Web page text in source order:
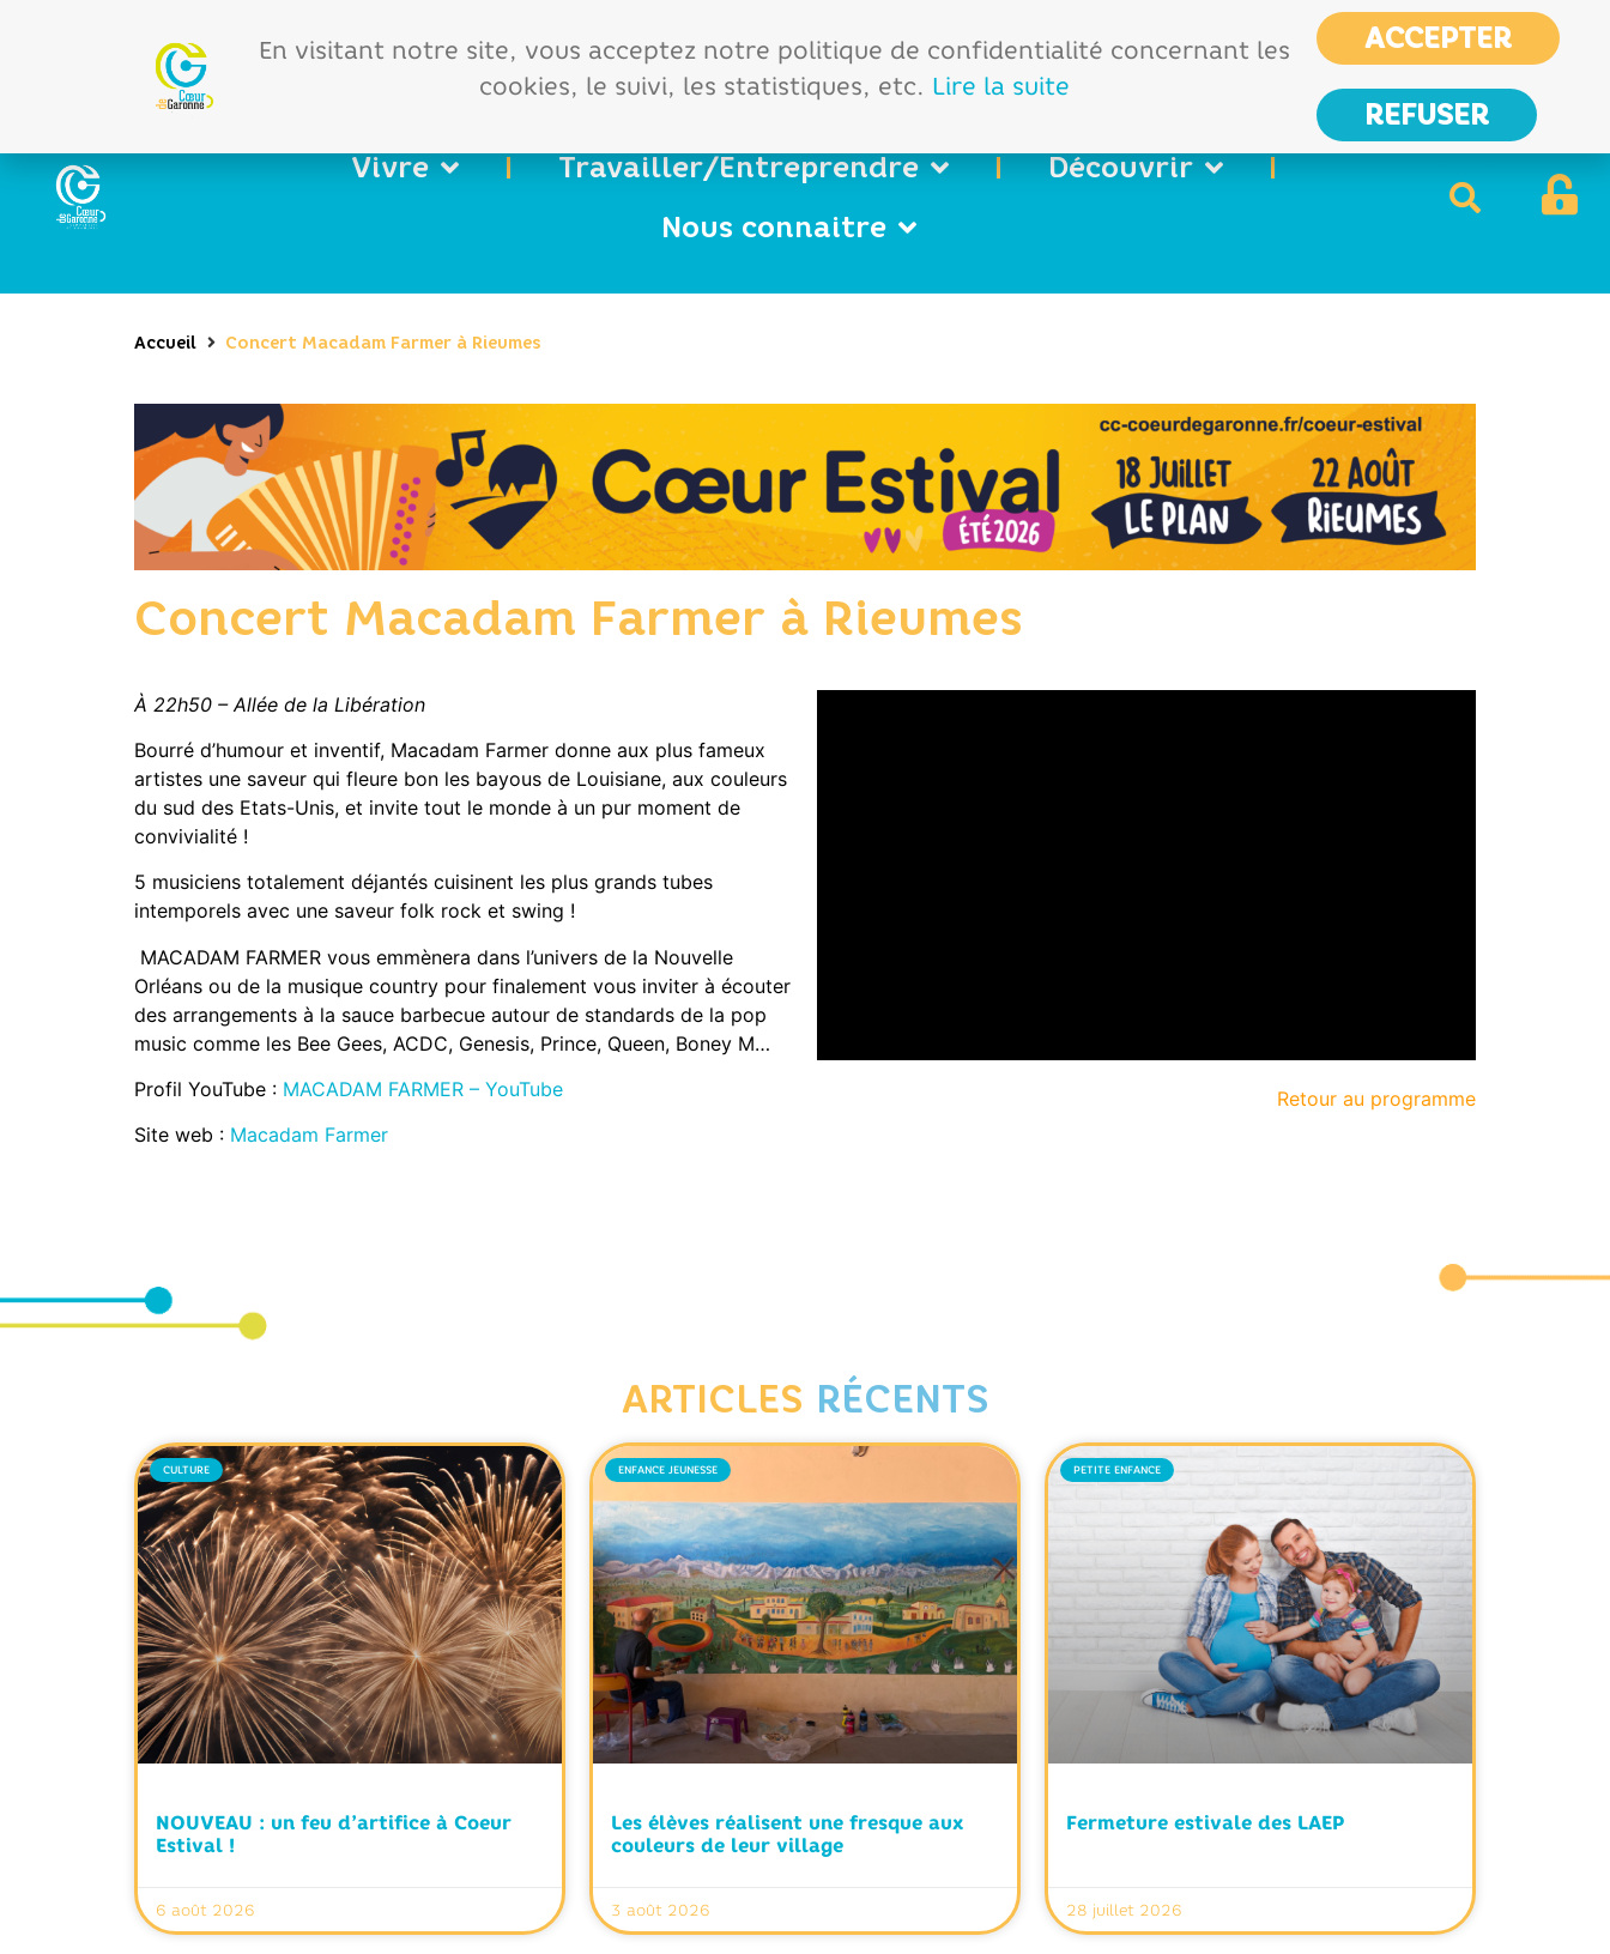
France services
Nous
contacter
Vivre Travailler/Entreprendre
Découvrir
Nous connaitre
Accueil Concert Macadam Farmer à Rieumes
Concert Macadam Farmer à Rieumes
À 22h50 – Allée de la Libération
Bourré d’humour et inventif, Macadam Farmer donne aux plus fameux
artistes une saveur qui fleure bon les bayous de Louisiane, aux couleurs
du sud des Etats-Unis, et invite tout le monde à un pur moment de
convivialité !
5 musiciens totalement déjantés cuisinent les plus grands tubes
intemporels avec une saveur folk rock et swing !
MACADAM FARMER vous emmènera dans l’univers de la Nouvelle
Orléans ou de la musique country pour finalement vous inviter à écouter
des arrangements à la sauce barbecue autour de standards de la pop
music comme les Bee Gees, ACDC, Genesis, Prince, Queen, Boney M…
Profil YouTube : MACADAM FARMER – YouTube
Site web : Macadam Farmer
Retour au programme
ARTICLES RÉCENTS
CULTURE
NOUVEAU : un feu d’artifice à Coeur
Estival !
6 août 2026
ENFANCE JEUNESSE
Les élèves réalisent une fresque aux
couleurs de leur village
3 août 2026
PETITE ENFANCE
Fermeture estivale des LAEP
28 juillet 2026
En visitant notre site, vous acceptez notre politique de confidentialité concernant les
cookies, le suivi, les statistiques, etc. Lire la suite
ACCEPTER
REFUSER